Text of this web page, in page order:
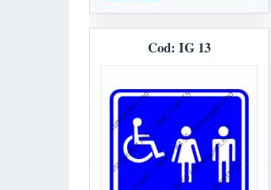
Cod: IG 13